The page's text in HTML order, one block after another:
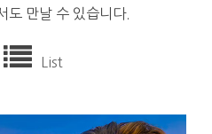
도 만날 수 있습니다.
List